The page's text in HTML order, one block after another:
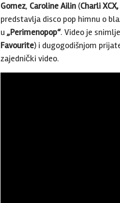
Gomez, Caroline Ailin (Charli
predstavlja disco pop himnu o
u „Perimenopop“. Video je
Favourite) i dugogodišnjom
zajednički video.